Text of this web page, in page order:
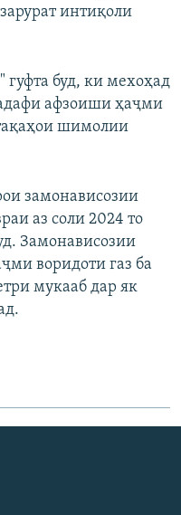
интиқоли
гуфта буд, ки мехоҳад
афзоиши ҳаҷми
шимолии
замонависозии
аз соли 2024 то
Замонависозии
воридоти газ ба
мукааб дар як